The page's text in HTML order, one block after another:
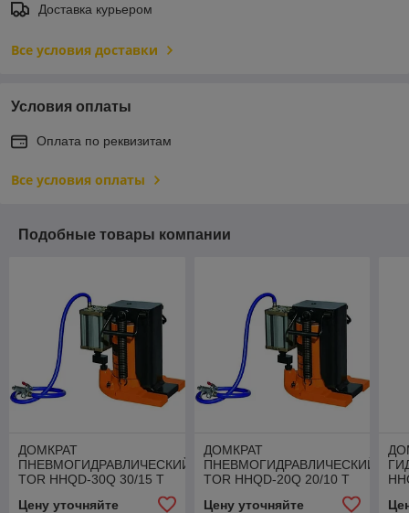
Доставка курьером
Все условия доставки
Условия оплаты
Оплата по реквизитам
Все условия оплаты
Подобные товары компании
ДОМКРАТ
ПНЕВМОГИДРАВЛИЧЕСКИЙ
TOR HHQD-30Q 30/15 Т
Цену уточняйте
ДОМКРАТ
ПНЕВМОГИДРАВЛИЧЕСКИЙ
TOR HHQD-20Q 20/10 Т
Цену уточняйте